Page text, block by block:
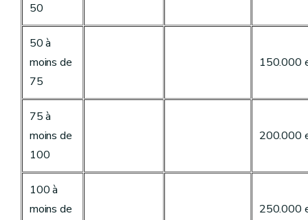
50
50 à
moins de
75
150.000
75 à
moins de
100
200.000
100 à
moins de
250.000